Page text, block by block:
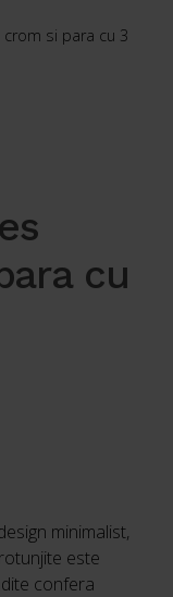
si para cu 3
cu
minimalist,
este
confera